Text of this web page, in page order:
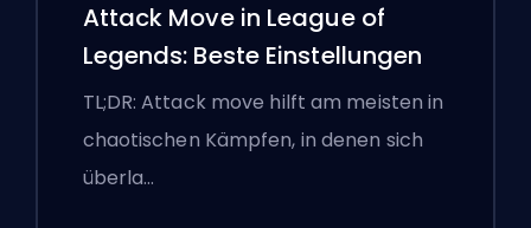
Attack Move in League of
Legends: Beste Einstellungen
TL;DR: Attack move hilft am meisten in
chaotischen Kämpfen, in denen sich
überla…